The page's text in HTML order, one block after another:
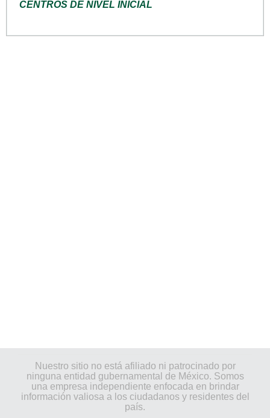
CENTROS DE NIVEL INICIAL
Nuestro sitio no está afiliado ni patrocinado por
ninguna entidad gubernamental de México. Somos
una empresa independiente enfocada en brindar
información valiosa a los ciudadanos y residentes del
país.